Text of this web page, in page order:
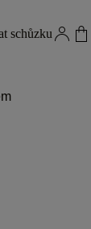
schůzku